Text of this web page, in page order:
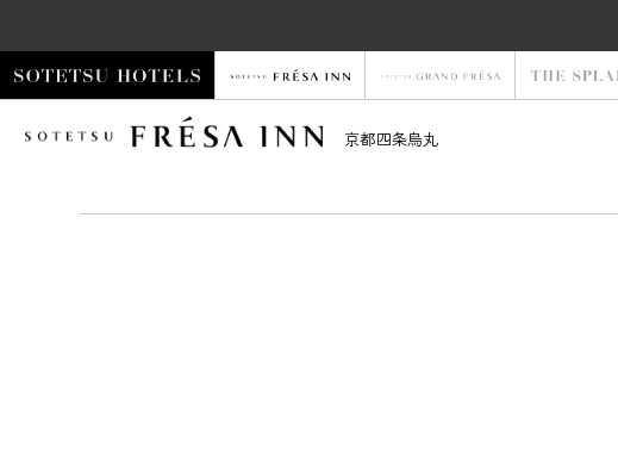
京都四条烏丸